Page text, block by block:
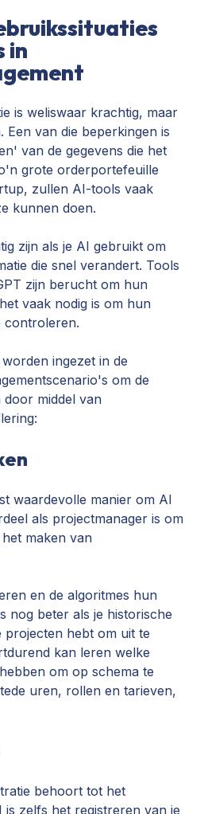
in
is weliswaar krachtig, maar
Een van die beperkingen is
van de gegevens die het
grote orderportefeuille
zullen AI-tools vaak
kunnen doen.
zijn als je AI gebruikt om
die snel verandert. Tools
zijn berucht om hun
vaak nodig is om hun
controleren.
ingezet in de
om de
middel van
waardevolle manier om AI
als projectmanager is om
maken van
en de algoritmes hun
nog beter als je historische
projecten hebt om uit te
kan leren welke
om op schema te
uren, rollen en tarieven,
behoort tot het
zelfs het registreren van je